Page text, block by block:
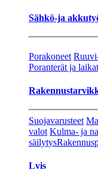
Sähkö-ja
Porakoneet
Poranterät ja laikat
Suojavarusteet
valot Kulma- ja
säilytys
Lvis